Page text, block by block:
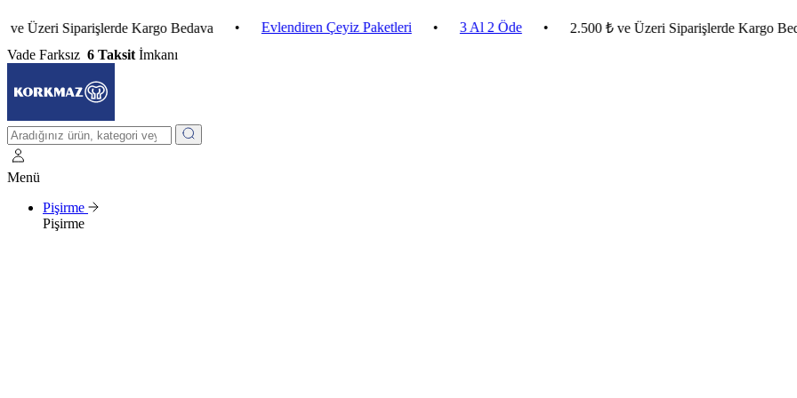
Siparişlerde Kargo Bedava • Evlendiren Çeyiz Paketleri • 3 Al 2 Öde • 2.500 ₺ ve Üzeri Siparişlerde Kargo Bedava
Vade Farksız 6 Taksit İmkanı
Menü
Pişirme
Pişirme